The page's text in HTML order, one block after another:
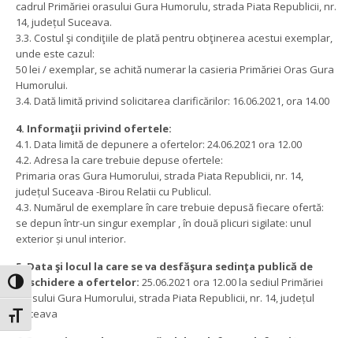
Toggle High Contrast
Toggle Font size
cadrul Primăriei orasului Gura Humorulu, strada Piata Republicii, nr.
14, județul Suceava.
3.3. Costul şi condiţiile de plată pentru obţinerea acestui exemplar,
unde este cazul:
50 lei / exemplar, se achită numerar la casieria Primăriei Oras Gura
Humorului.
3.4. Dată limită privind solicitarea clarificărilor: 16.06.2021, ora 14.00
4. Informaţii privind ofertele:
4.1. Data limită de depunere a ofertelor: 24.06.2021 ora 12.00
4.2. Adresa la care trebuie depuse ofertele:
Primaria oras Gura Humorului, strada Piata Republicii, nr. 14,
județul Suceava -Birou Relatii cu Publicul.
4.3. Numărul de exemplare în care trebuie depusă fiecare ofertă:
se depun într-un singur exemplar , în două plicuri sigilate: unul
exterior și unul interior.
5. Data şi locul la care se va desfăşura sedinţa publică de
deschidere a ofertelor: 25.06.2021 ora 12.00 la sediul Primăriei
orasului Gura Humorului, strada Piata Republicii, nr. 14, județul
Suceava